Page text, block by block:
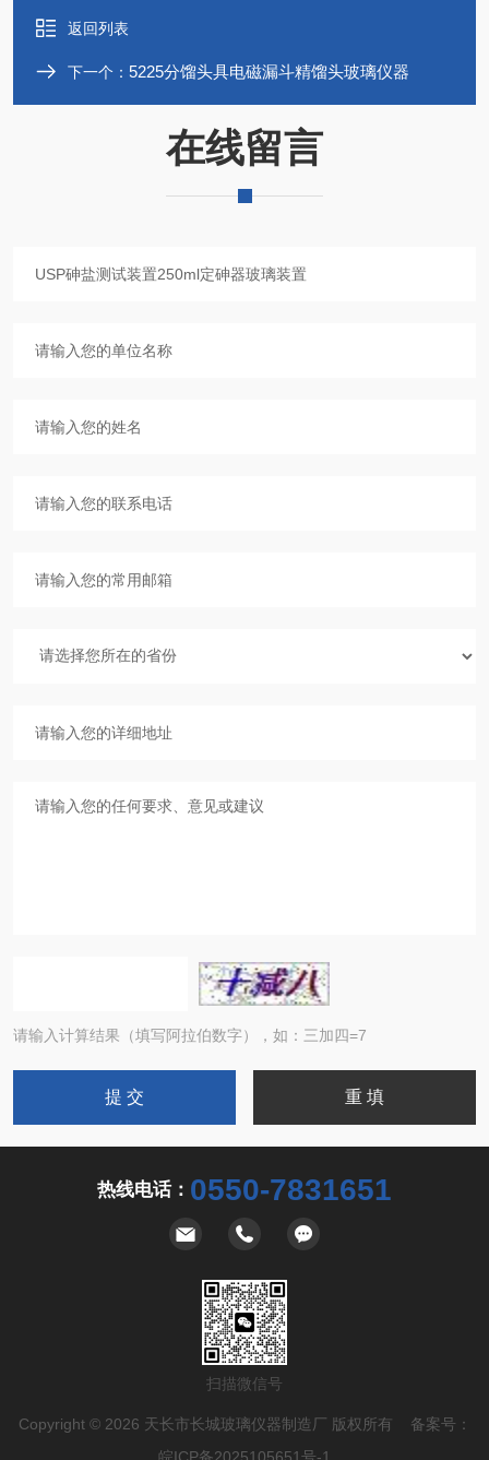
返回列表
下一个： 5225分馏头具电磁漏斗精馏头玻璃仪器
在线留言
请输入计算结果（填写阿拉伯数字），如：三加四=7
热线电话： 0550-7831651
扫描微信号
Copyright © 2026 天长市长城玻璃仪器制造厂 版权所有 备案号：